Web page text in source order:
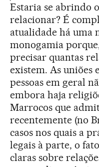
Estaria se abrindo
relacionar? É
atualidade há uma
monogamia
precisar quantas
existem. As uniões
pessoas em geral
embora haja
Marrocos que
recentemente (no
casos nos quais a
legais à parte, o
claras sobre